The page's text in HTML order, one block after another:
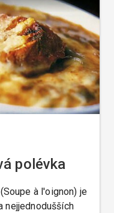
polévka
à l'oignon) je
nejjednodušších